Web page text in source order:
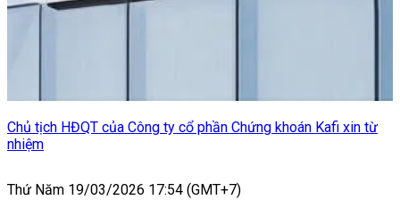
Chủ tịch HĐQT của Công ty cổ phần Chứng khoán Kafi xin từ
nhiệm
Thứ Năm 19/03/2026 17:54 (GMT+7)